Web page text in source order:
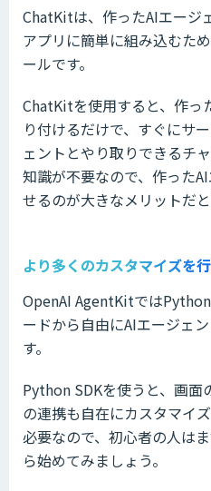
ChatKitは、作ったAIエージ
アプリに簡単に組み込むた
ールです。
ChatKitを使用すると、作っ
り付けるだけで、すぐにサ
ェントとやり取りできるチ
知識が不要なので、作った
せるのが大きなメリットだ
より多くのカスタマイズを
OpenAI AgentKitでは
ードから自由にAIエージェ
す。
Python SDKを使うと、画面
の連携も自在にカスタマイ
必要なので、初心者の人は
ら始めてみましょう。